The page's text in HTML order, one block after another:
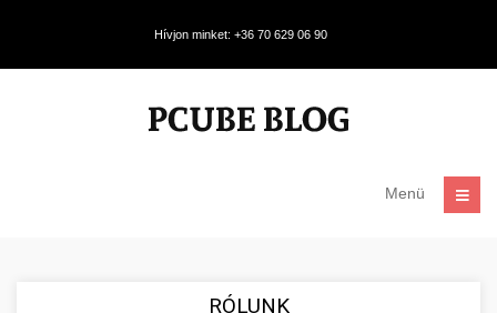
Hívjon minket: +36 70 629 06 90
Menü
RÓLUNK